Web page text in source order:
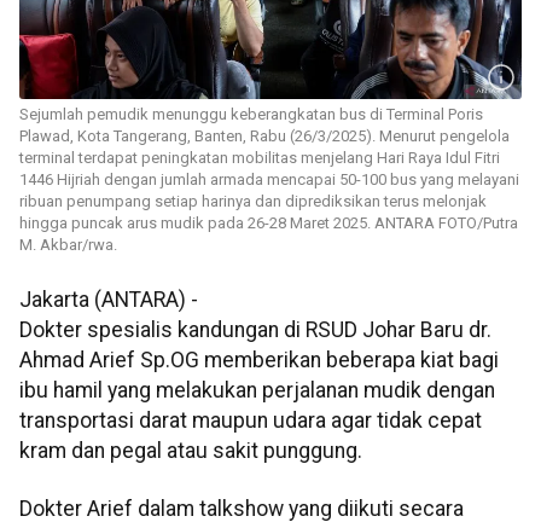
Sejumlah pemudik menunggu keberangkatan bus di Terminal Poris
Plawad, Kota Tangerang, Banten, Rabu (26/3/2025). Menurut pengelola
terminal terdapat peningkatan mobilitas menjelang Hari Raya Idul Fitri
1446 Hijriah dengan jumlah armada mencapai 50-100 bus yang melayani
ribuan penumpang setiap harinya dan diprediksikan terus melonjak
hingga puncak arus mudik pada 26-28 Maret 2025. ANTARA FOTO/Putra
M. Akbar/rwa.
Jakarta (ANTARA) -
Dokter spesialis kandungan di RSUD Johar Baru dr.
Ahmad Arief Sp.OG memberikan beberapa kiat bagi
ibu hamil yang melakukan perjalanan mudik dengan
transportasi darat maupun udara agar tidak cepat
kram dan pegal atau sakit punggung.
Dokter Arief dalam talkshow yang diikuti secara